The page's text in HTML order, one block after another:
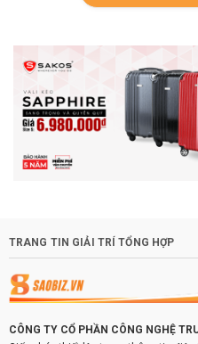
TRANG TIN GIẢI TRÍ TỔNG HỢP
CÔNG TY CỔ PHẦN CÔNG NGHỆ